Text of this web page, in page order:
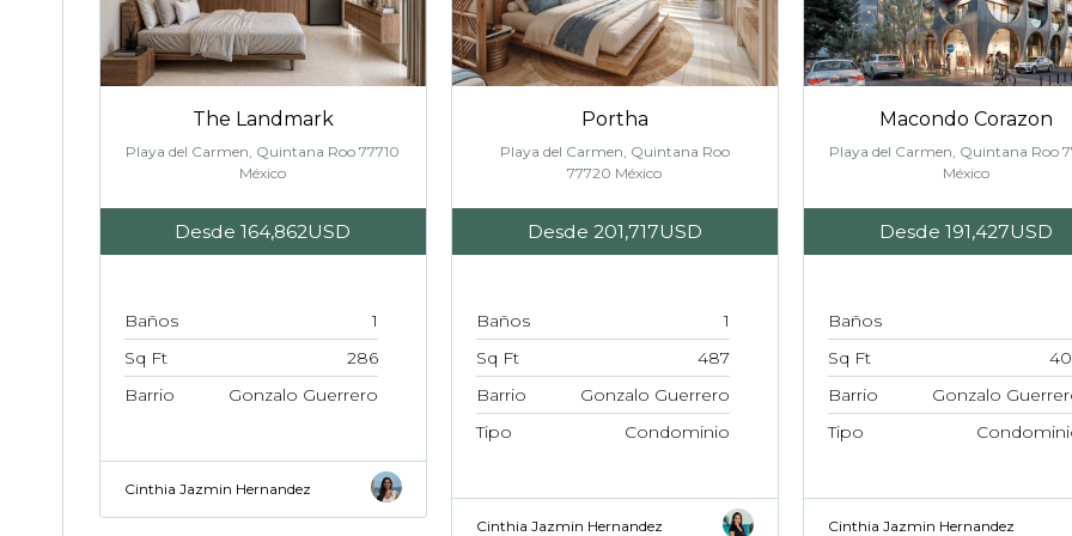
The Landmark
Playa del Carmen, Quintana Roo 77710
México
Desde164,862USD
Baños
1
Sq Ft
286
Barrio
Gonzalo Guerrero
Cinthia Jazmin Hernandez
Portha
Playa del Carmen, Quintana Roo
77720 México
Desde 201,717USD
Baños
1
Sq Ft
487
Barrio
Gonzalo Guerrero
Tipo
Condominio
Cinthia Jazmin Hernandez
Macondo Corazon
Playa del Carmen, Quintana Roo
México
Desde191,427USD
Baños
Sq Ft
Barrio
Gonzalo
Tipo
Cinthia Jazmin Hernandez